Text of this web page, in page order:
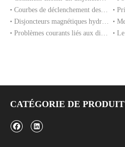
Courbes de déclenchement des disjoncteurs magnétiques hydrauliques expliquées
Disjoncteurs magnétiques hydrauliques pour équipements de télécommunications et 5G
Problèmes courants liés aux disjoncteurs à boîtier moulé et comment les éviter
CATÉGORIE DE PRODUIT